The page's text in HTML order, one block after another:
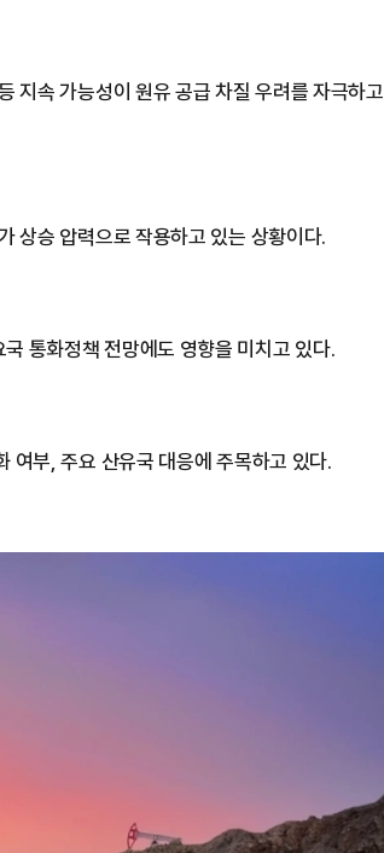
지속 가능성이 원유 공급 차질 우려를 자극하고
상승 압력으로 작용하고 있는 상황이다.
통화정책 전망에도 영향을 미치고 있다.
여부, 주요 산유국 대응에 주목하고 있다.